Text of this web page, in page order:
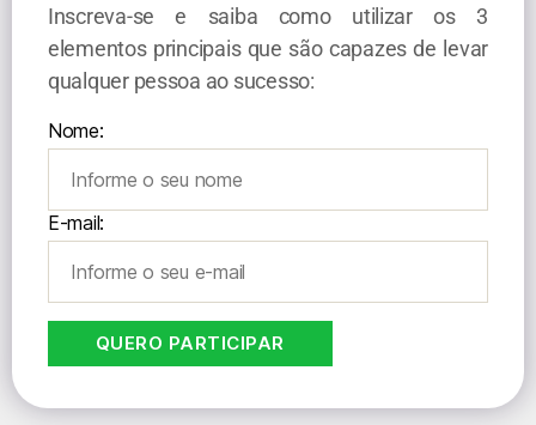
Inscreva-se e saiba como utilizar os 3
elementos principais que são capazes de levar
qualquer pessoa ao sucesso:
Nome:
E-mail:
QUERO PARTICIPAR